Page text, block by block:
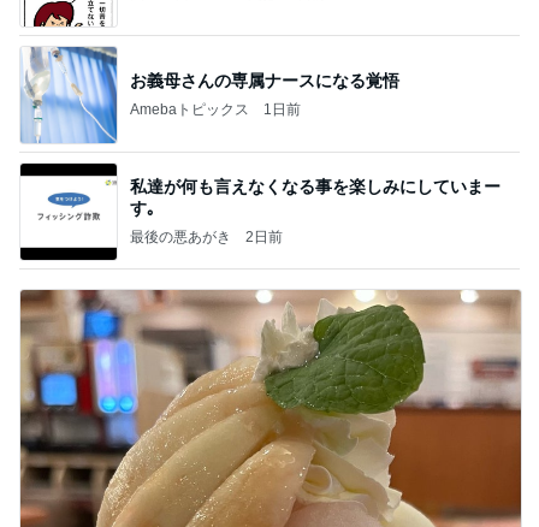
お義母さんの専属ナースになる覚悟
Amebaトピックス 1日前
私達が何も言えなくなる事を楽しみにしていまー
す｡
最後の悪あがき 2日前